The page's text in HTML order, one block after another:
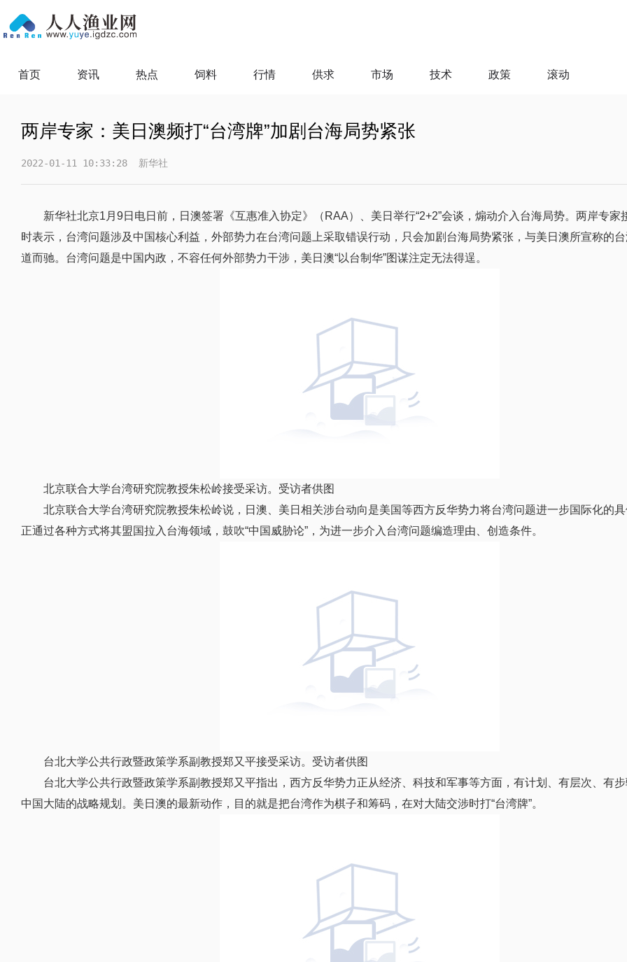
首页 资讯 热点 饲料 行情 供求 市场 技术 政策 滚动
两岸专家：美日澳频打“台湾牌”加剧台海局势紧张
2022-01-11 10:33:28 新华社
新华社北京1月9日电日前，日澳签署《互惠准入协定》（RAA）、美日举行“2+2”会谈，煽动介入台海局势。两岸专家
时表示，台湾问题涉及中国核心利益，外部势力在台湾问题上采取错误行动，只会加剧台海局势紧张，与美日澳所宣称的
道而驰。台湾问题是中国内政，不容任何外部势力干涉，美日澳“以台制华”图谋注定无法得逞。
北京联合大学台湾研究院教授朱松岭接受采访。受访者供图
北京联合大学台湾研究院教授朱松岭说，日澳、美日相关涉台动向是美国等西方反华势力将台湾问题进一步国际化的
正通过各种方式将其盟国拉入台海领域，鼓吹“中国威胁论”，为进一步介入台湾问题编造理由、创造条件。
台北大学公共行政暨政策学系副教授郑又平接受采访。受访者供图
台北大学公共行政暨政策学系副教授郑又平指出，西方反华势力正从经济、科技和军事等方面，有计划、有层次、有
中国大陆的战略规划。美日澳的最新动作，目的就是把台湾作为棋子和筹码，在对大陆交涉时打“台湾牌”。